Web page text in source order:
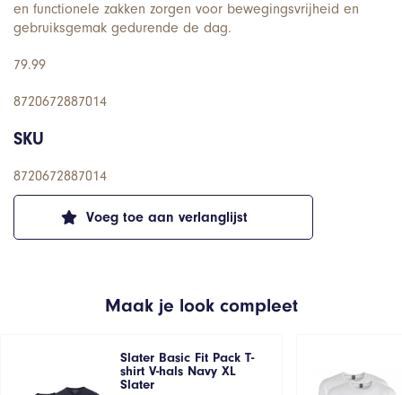
Voeg toe aan verlanglijst
en functionele zakken zorgen voor bewegingsvrijheid en
gebruiksgemak gedurende de dag.
79.99
8720672887014
SKU
8720672887014
Maak je look compleet
Slater Basic Fit Pack T-
shirt V-hals Navy XL
Slater